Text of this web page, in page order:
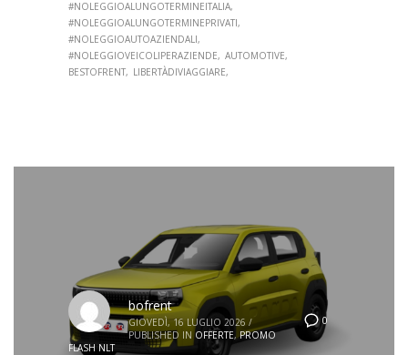
#NOLEGGIOALUNGOTERMINEITALIA
#NOLEGGIOALUNGOTERMINEPRIVATI
#NOLEGGIOAUTOAZIENDALI
#NOLEGGIOVEICOLIPERAZIENDE
AUTOMOTIVE
BESTOFRENT
LIBERTÀDIVIAGGIARE
0
bofrent
GIOVEDÌ, 16 LUGLIO 2026 /
PUBLISHED IN OFFERTE,PROMO
FLASH NLT